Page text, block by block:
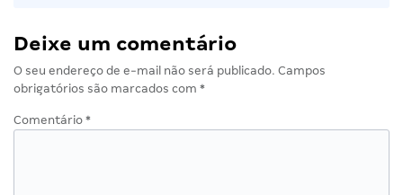
Deixe um comentário
O seu endereço de e-mail não será publicado. Campos
obrigatórios são marcados com *
Comentário *